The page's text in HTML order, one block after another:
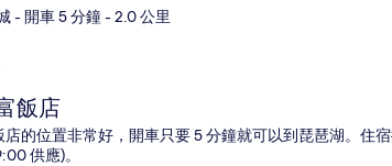
- 開車 5 分鐘- 2.0 公里
飯店
店的位置非常好，開車只要 5 分鐘就可以到琵琶湖。住
供應)。